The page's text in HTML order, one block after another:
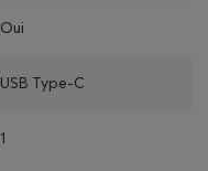
Oui
USB Type-C
1